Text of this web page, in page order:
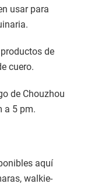
usar para
de
cuero.
de Chouzhou
a 5 pm.
aquí
walkie-